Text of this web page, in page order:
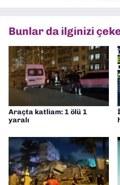
Bunlar da ilginizi
Araçta katliam: 1 ölü 1
yaralı